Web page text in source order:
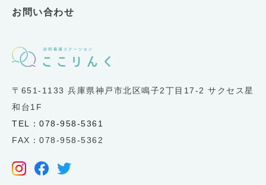
〒651-1133 兵庫県神戸市北区鳴子2丁目17-2 サクセス星
和台1F
TEL：078-958-5361
FAX：078-958-5362
お問い合わせ